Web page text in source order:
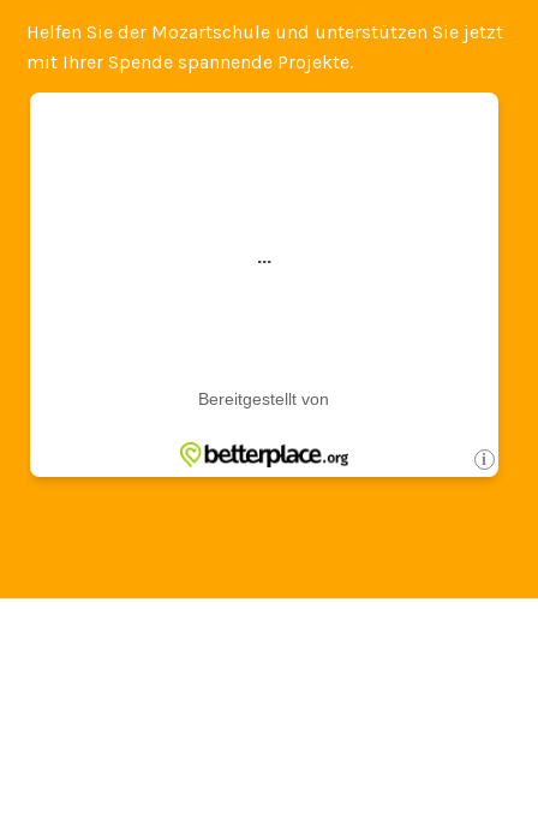
Helfen Sie der Mozartschule und unterstützen Sie jetzt
mit Ihrer Spende spannende Projekte.